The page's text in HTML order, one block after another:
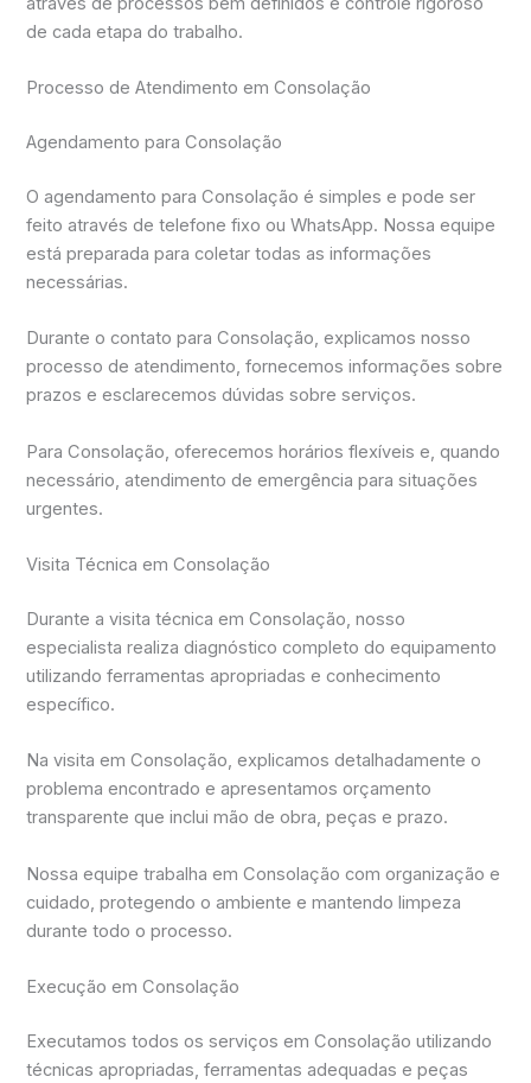
de cada etapa do trabalho.
Processo de Atendimento em Consolação
Agendamento para Consolação
O agendamento para Consolação é simples e pode ser
feito através de telefone fixo ou WhatsApp. Nossa equipe
está preparada para coletar todas as informações
necessárias.
Durante o contato para Consolação, explicamos nosso
processo de atendimento, fornecemos informações sobre
prazos e esclarecemos dúvidas sobre serviços.
Para Consolação, oferecemos horários flexíveis e, quando
necessário, atendimento de emergência para situações
urgentes.
Visita Técnica em Consolação
Durante a visita técnica em Consolação, nosso
especialista realiza diagnóstico completo do equipamento
utilizando ferramentas apropriadas e conhecimento
específico.
Na visita em Consolação, explicamos detalhadamente o
problema encontrado e apresentamos orçamento
transparente que inclui mão de obra, peças e prazo.
Nossa equipe trabalha em Consolação com organização e
cuidado, protegendo o ambiente e mantendo limpeza
durante todo o processo.
Execução em Consolação
Executamos todos os serviços em Consolação utilizando
técnicas apropriadas, ferramentas adequadas e peças